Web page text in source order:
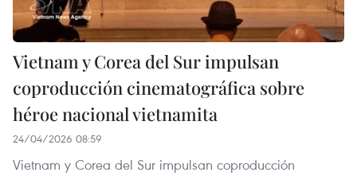
Vietnam y Corea del Sur impulsan
coproducción cinematográfica sobre
héroe nacional vietnamita
24/04/2026 08:59
Vietnam y Corea del Sur impulsan coproducción